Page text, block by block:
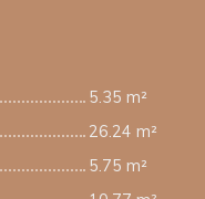
5.35 m²
26.24 m²
5.75 m²